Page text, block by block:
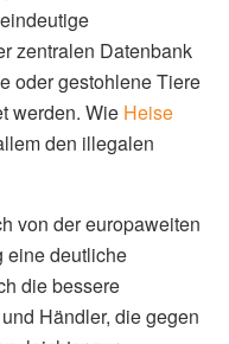
zentralen Datenbank
oder gestohlene Tiere
werden. Wie Heise
den illegalen
von der europaweiten
eine deutliche
die bessere
Händler, die gegen